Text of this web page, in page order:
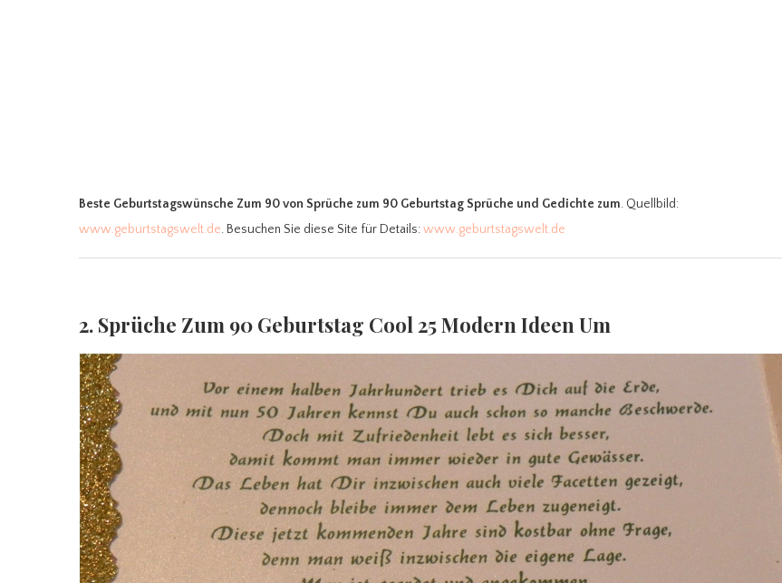
Beste Geburtstagswünsche Zum 90von Sprüche zum 90 Geburtstag Sprüche und Gedichte zum. Quellbild:
www.geburtstagswelt.de. Besuchen Sie diese Site für Details:www.geburtstagswelt.de
2. Sprüche Zum 90 Geburtstag Cool 25 Modern Ideen Um